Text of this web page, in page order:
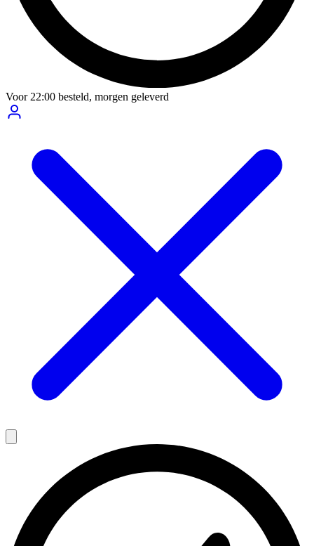
Voor22:00 besteld, morgen geleverd